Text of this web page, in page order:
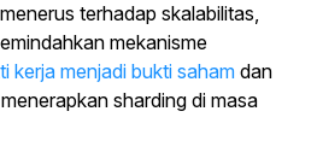
terhadap skalabilitas,
mekanisme
kerja menjadi bukti saham dan
sharding di masa